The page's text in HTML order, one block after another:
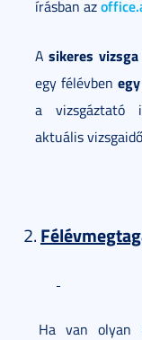
írásban az
Asikeres
egy félévben
a vizsgáztató
aktuális
Ha van olyan